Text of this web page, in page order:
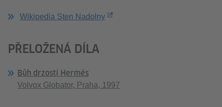
Wikipedia Sten Nadolny
PŘELOŽENÁ DÍLA
Bůh drzosti Hermés
Volvox Globator, Praha, 1997